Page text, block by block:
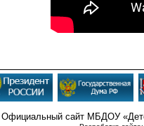
Официальный сайт МБДОУ